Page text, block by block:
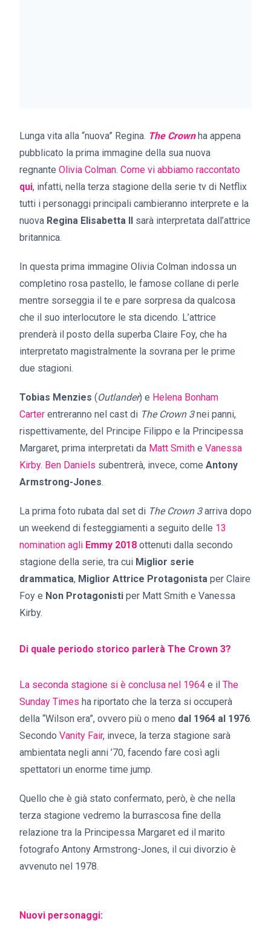
Lunga vita alla “nuova” Regina. The Crownha appena
pubblicato la prima immagine della sua nuova
regnante Olivia Colman. Come vi abbiamo raccontato
qui, infatti, nella terza stagione della serie tv di Netflix
tutti i personaggi principali cambieranno interprete e la
nuova Regina Elisabetta II sarà interpretata dall’attrice
britannica.
In questa prima immagine Olivia Colman indossa un
completino rosa pastello, le famose collane di perle
mentre sorseggia il te e pare sorpresa da qualcosa
che il suo interlocutore le sta dicendo. L’attrice
prenderà il posto della superba Claire Foy, che ha
interpretato magistralmente la sovrana per le prime
due stagioni.
Tobias Menzies (Outlander) e Helena Bonham
Carter entreranno nel cast di The Crown 3nei panni,
rispettivamente, del Principe Filippo e la Principessa
Margaret, prima interpretati da Matt Smith e Vanessa
Kirby. Ben Daniels subentrerà, invece, come Antony
Armstrong-Jones.
La prima foto rubata dal set di The Crown 3arriva dopo
un weekend di festeggiamenti a seguito delle 13
nomination agli Emmy 2018 ottenuti dalla secondo
stagione della serie, tra cui Miglior serie
drammatica, Miglior Attrice Protagonista per Claire
Foy e Non Protagonisti per Matt Smith e Vanessa
Kirby.
Di quale periodo storico parlerà The Crown 3?
La seconda stagione si è conclusa nel 1964 e il The
Sunday Times ha riportato che la terza si occuperà
della “Wilson era”, ovvero più o meno dal 1964 al 1976.
Secondo Vanity Fair, invece, la terza stagione sarà
ambientata negli anni ’70, facendo fare così agli
spettatori un enorme time jump.
Quello che è già stato confermato, però, è che nella
terza stagione vedremo la burrascosa fine della
relazione tra la Principessa Margaret ed il marito
fotografo Antony Armstrong-Jones, il cui divorzio è
avvenuto nel 1978.
Nuovi personaggi: